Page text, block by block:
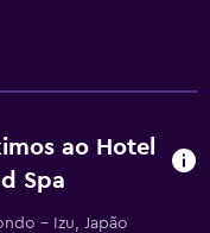
ao Hotel
Spa
- Izu, Japão